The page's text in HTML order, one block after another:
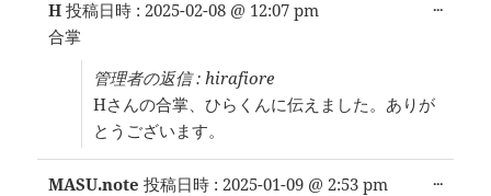
H投稿日時 : 2025-02-08 @ 12:07 pm
合掌
管理者の返信 : hirafiore
Hさんの合掌、ひらくんに伝えました。ありが
とうございます。
...こ
を
切
MASU.note投稿日時 : 2025-01-09 @ 2:53 pm
...こ